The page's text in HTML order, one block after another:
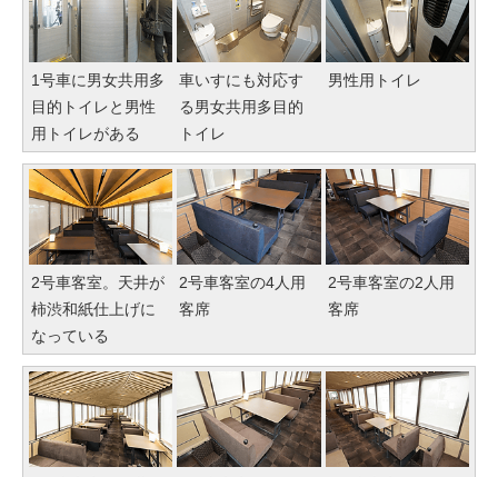
1号車に男女共用多
目的トイレと男性
用トイレがある
車いすにも対応す
る男女共用多目的
トイレ
男性用トイレ
2号車客室。天井が
柿渋和紙仕上げに
なっている
2号車客室の4人用
客席
2号車客室の2人用
客席